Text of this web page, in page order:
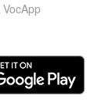
VocApp